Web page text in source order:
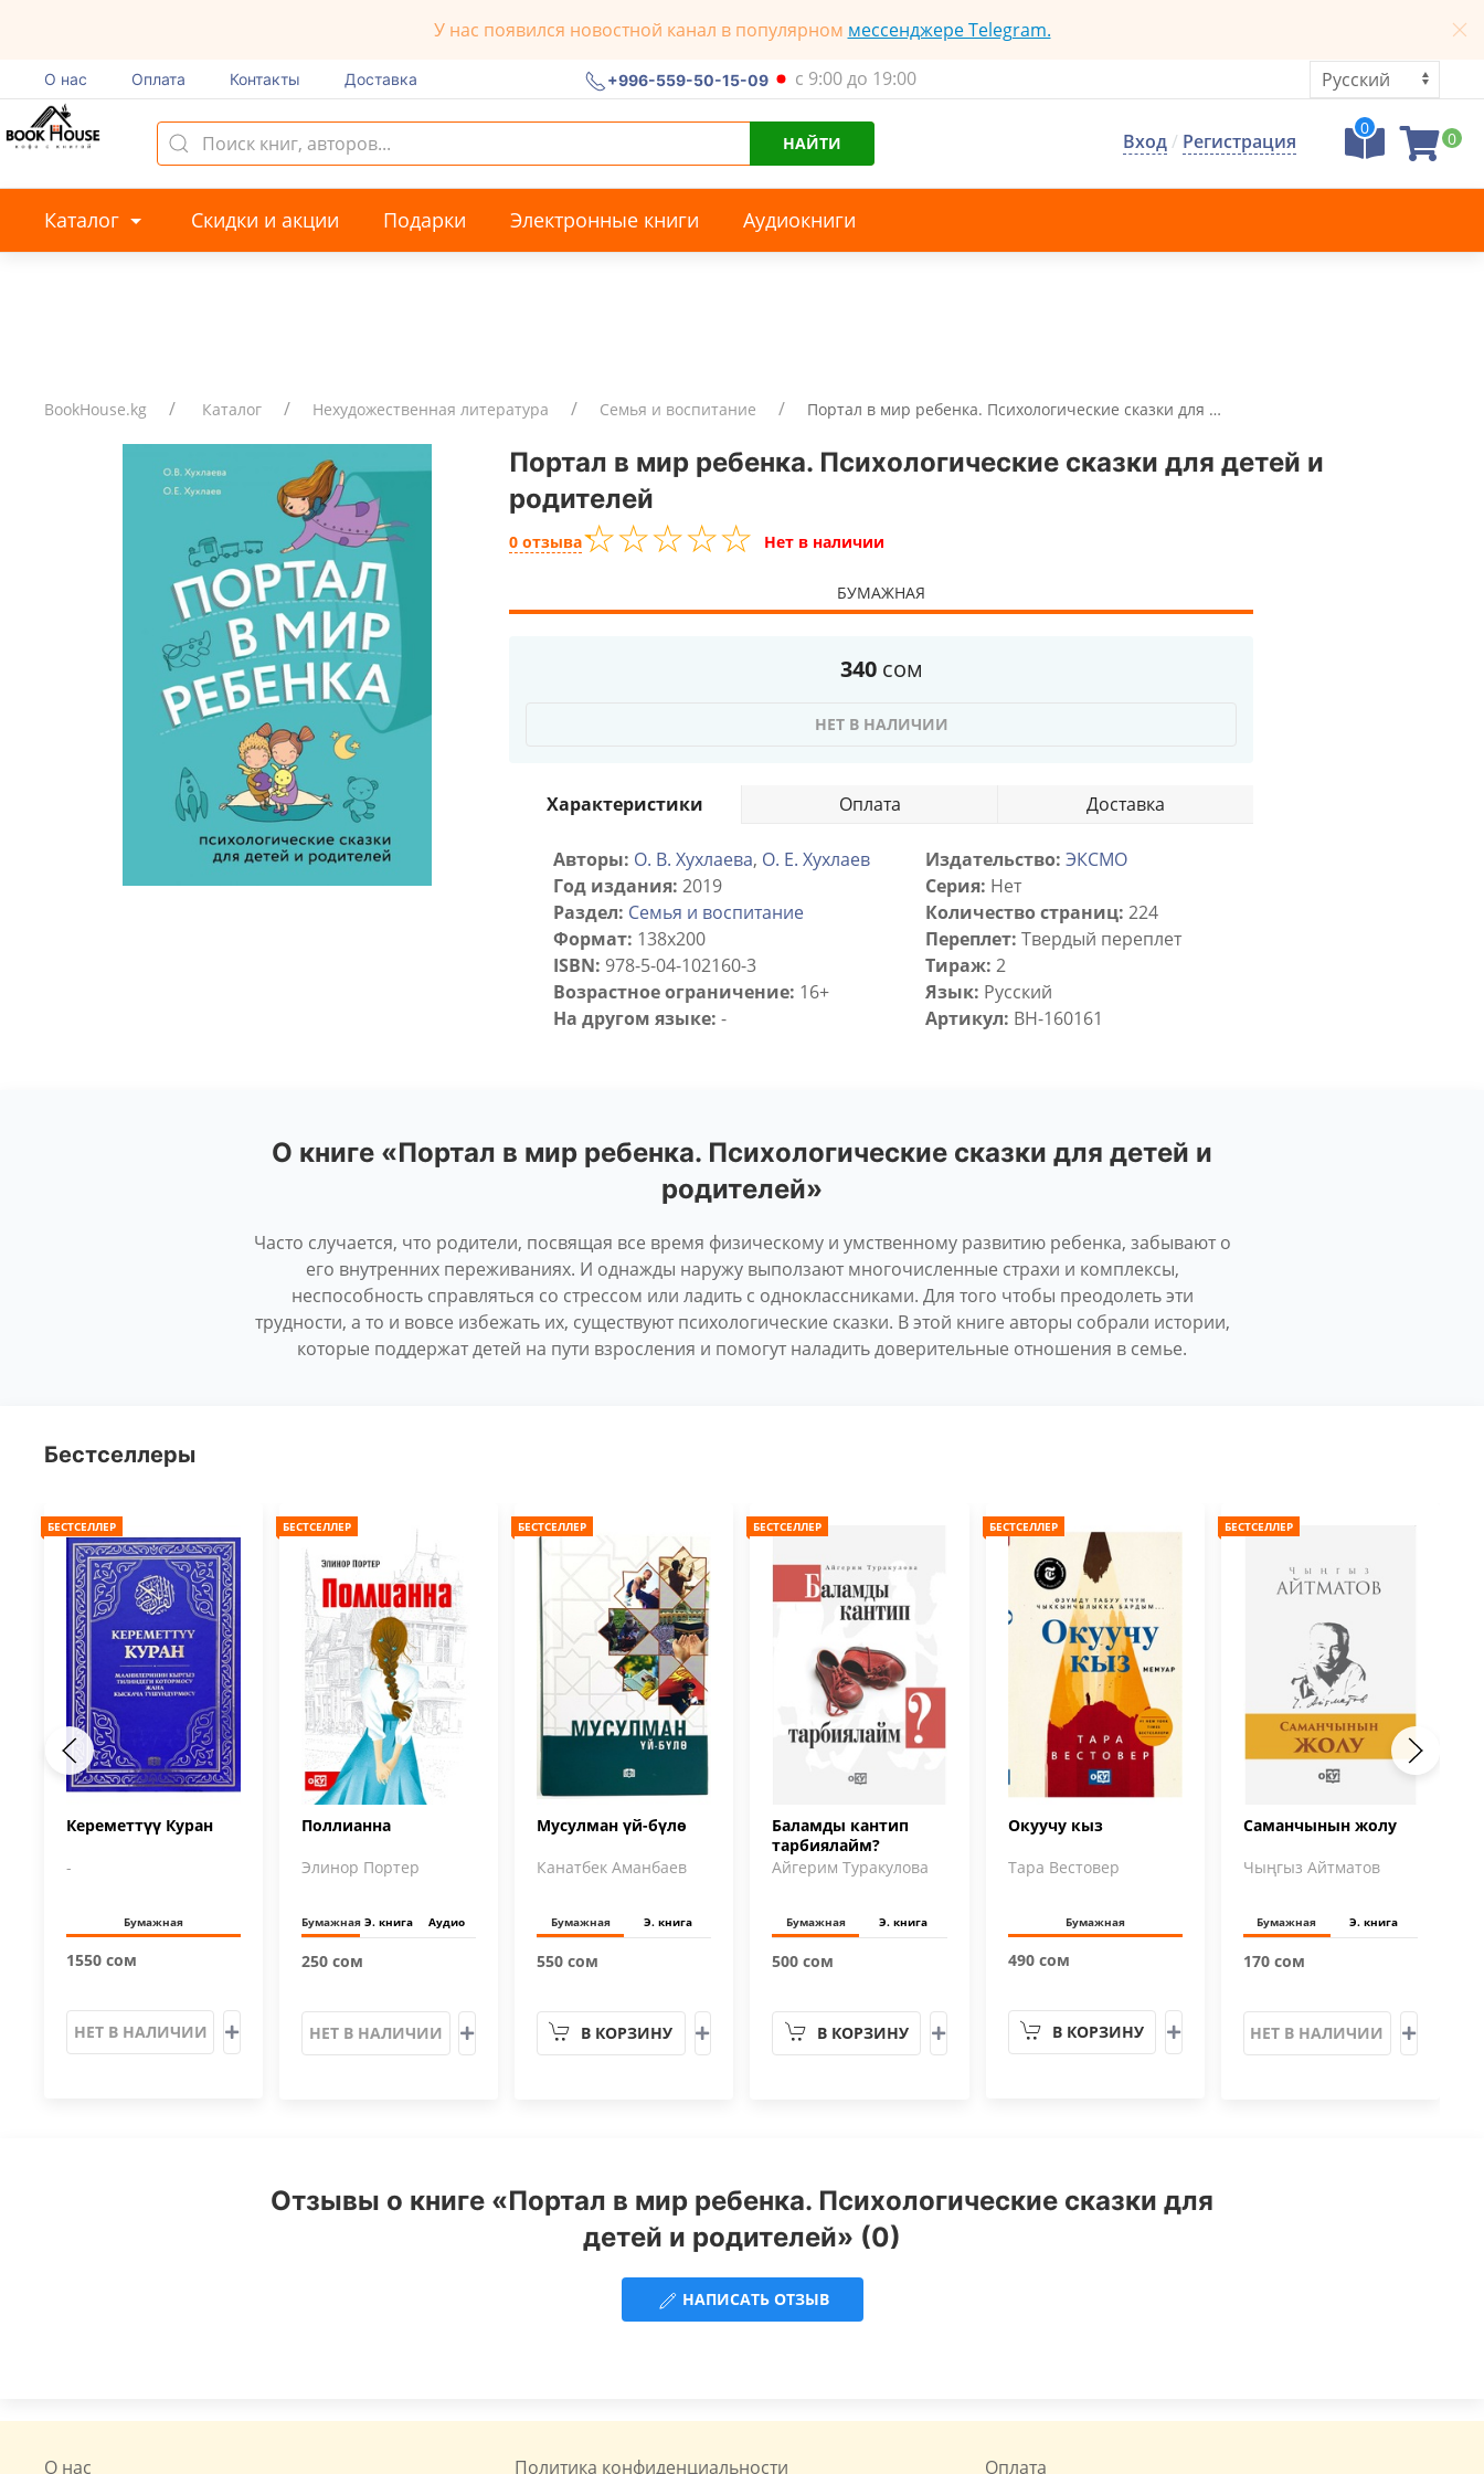
У нас появился новостной канал в популярном мессенджере Telegram.
О нас Оплата Контакты Доставка +996-559-50-15-09 с 9:00 до 19:00
НАЙТИ Вход/ Регистрация
0
0
Каталог Скидки и акции Подарки Электронные книги Аудиокниги
BookHouse.kg Каталог Нехудожественная литература Семья и воспитание Портал в мир ребенка. Психологические сказки для …
Портал в мир ребенка. Психологические сказки для детей и
родителей
0 отзыва☆☆☆☆☆
★★★★★ Нет в наличии
БУМАЖНАЯ
340 сом
НЕТ В НАЛИЧИИ
Характеристики Оплата Доставка
Авторы: О. В. Хухлаева, О. Е. Хухлаев Издательство: ЭКСМО
Год издания: 2019 Серия: Нет
Раздел: Семья и воспитание Количество страниц: 224
Формат: 138x200 Переплет: Твердый переплет
ISBN: 978-5-04-102160-3 Тираж: 2
Возрастное ограничение: 16+ Язык: Русский
На другом языке: - Артикул: BH-160161
О книге «Портал в мир ребенка. Психологические сказки для детей и
родителей»
Часто случается, что родители, посвящая все время физическому и умственному развитию ребенка, забывают о
его внутренних переживаниях. И однажды наружу выползают многочисленные страхи и комплексы,
неспособность справляться со стрессом или ладить с одноклассниками. Для того чтобы преодолеть эти
трудности, а то и вовсе избежать их, существуют психологические сказки. В этой книге авторы собрали истории,
которые поддержат детей на пути взросления и помогут наладить доверительные отношения в семье.
Бестселлеры
БЕСТСЕЛЛЕР
Кереметтүү Куран
-
Бумажная
1550 сом
НЕТ В НАЛИЧИИ
БЕСТСЕЛЛЕР
Поллианна
Элинор Портер
Бумажная Э. книга Аудио
250 сом
НЕТ В НАЛИЧИИ
БЕСТСЕЛЛЕР
Мусулман үй-бүлө
Канатбек Аманбаев
Бумажная Э. книга
550 сом
В КОРЗИНУ
БЕСТСЕЛЛЕР
Баламды кантип
тарбиялайм?
Айгерим Туракулова
Бумажная Э. книга
500 сом
В КОРЗИНУ
БЕСТСЕЛЛЕР
Окуучу кыз
Тара Вестовер
Бумажная
490 сом
В КОРЗИНУ
БЕСТСЕЛЛЕР
Саманчынын жолу
Чыңгыз Айтматов
Бумажная Э. книга
170 сом
НЕТ В НАЛИЧИИ
Отзывы о книге «Портал в мир ребенка. Психологические сказки для
детей и родителей» (0)
НАПИСАТЬ ОТЗЫВ
О нас Политика конфиденциальности Оплата